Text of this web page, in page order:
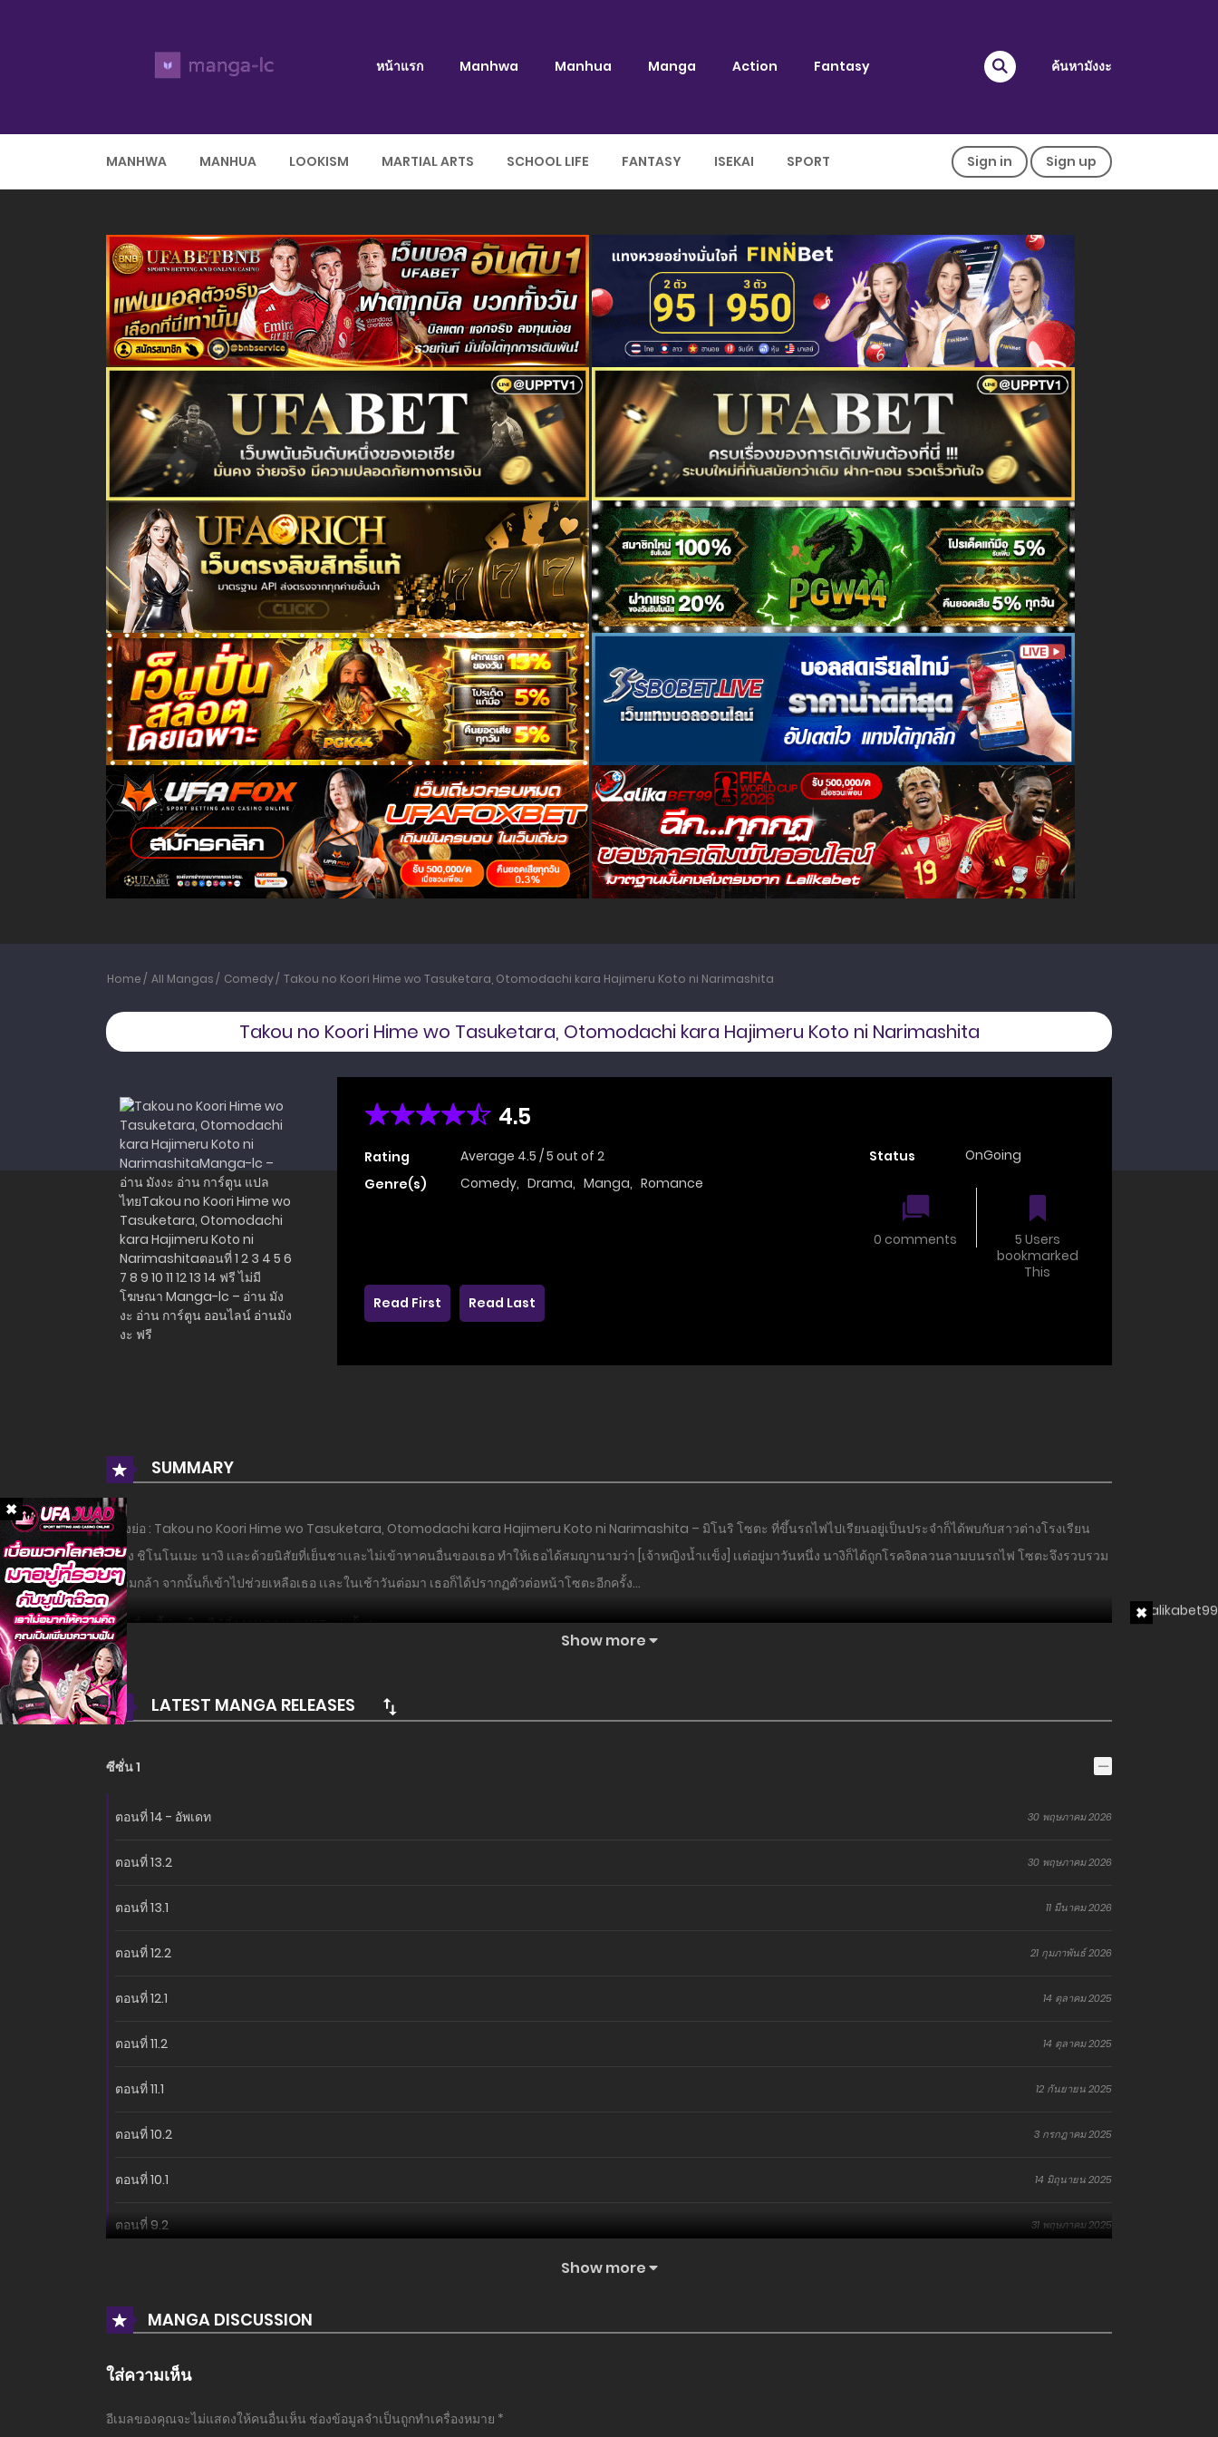
หน้าแรก Manhwa Manhua Manga Action Fantasy ค้นหามังงะ
MANHWA MANHUA LOOKISM MARTIAL ARTS SCHOOL LIFE FANTASY ISEKAI SPORT Sign in Sign up
Home All Mangas Comedy Takou no Koori Hime wo Tasuketara, Otomodachi kara Hajimeru Koto ni Narimashita
Takou no Koori Hime wo Tasuketara, Otomodachi kara Hajimeru Koto ni Narimashita
4.5
Rating Average 4.5 /5 out of 2
Genre(s)
Comedy, Drama, Manga, Romance
Status OnGoing
0 comments
5 Users
bookmarked
This
Read First
Read Last
SUMMARY
เรื่องย่อ : Takou no Koori Hime wo Tasuketara, Otomodachi kara Hajimeru Koto ni Narimashita – มิโนริ โซตะ ที่ขึ้นรถไฟไปเรียนอยู่เป็นประจําก็ได้พบกับสาวต่างโรงเรียน
อย่าง ชิโนโนเมะ นางิ เเละด้วยนิสัยที่เย็นชาเเละไม่เข้าหาคนอื่นของเธอ ทําให้เธอได้สมญานามว่า [เจ้าหญิงนํ้าเเข็ง] เเต่อยู่มาวันหนึ่ง นางิก็ได้ถูกโรคจิตลวนลามบนรถไฟ โซตะจึงรวบรวม
ความกล้า จากนั้นก็เข้าไปช่วยเหลือเธอ เเละในเช้าวันต่อมา เธอก็ได้ปรากฏตัวต่อหน้าโซตะอีกครั้ง…
อ่านเรื่องนี้ก่อนใครได้ที่ MANGA-LC.NET เท่านั้น!
Show more
LATEST MANGA RELEASES
ซีซั่น 1
ตอนที่ 14 - อัพเดท 30 พฤษภาคม 2026
ตอนที่ 13.2 30 พฤษภาคม 2026
ตอนที่ 13.1 11 มีนาคม 2026
ตอนที่ 12.2 21 กุมภาพันธ์ 2026
ตอนที่ 12.1 14 ตุลาคม 2025
ตอนที่ 11.2 14 ตุลาคม 2025
ตอนที่ 11.1 12 กันยายน 2025
ตอนที่ 10.2 3 กรกฎาคม 2025
ตอนที่ 10.1 14 มิถุนายน 2025
ตอนที่ 9.2 31 พฤษภาคม 2025
ตอนที่ 8.2
Show more
MANGA DISCUSSION
ใส่ความเห็น
อีเมลของคุณจะไม่แสดงให้คนอื่นเห็น ช่องข้อมูลจำเป็นถูกทำเครื่องหมาย *